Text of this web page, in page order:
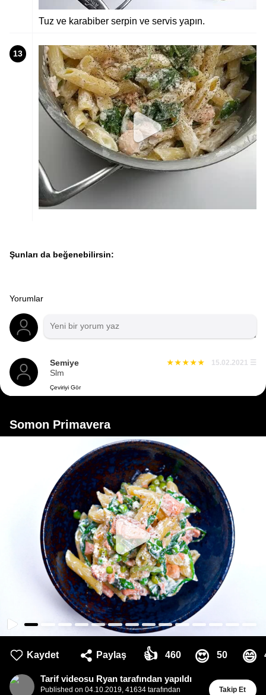
Tuz ve karabiber serpin ve servis yapın.
13
Şunları da beğenebilirsin:
Yorumlar
Semiye 15.02.2021 ☰
Slm
Çeviriyi Gör
Somon Primavera
Kaydet Paylaş 👍 460 😍 50 😄
Tarif videosu Ryan tarafından yapıldı
Published on 04.10.2019, 41634 tarafından
Takip Et